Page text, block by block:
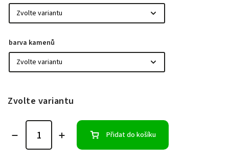
barva kamenů
Zvolte variantu
Přidat do košíku